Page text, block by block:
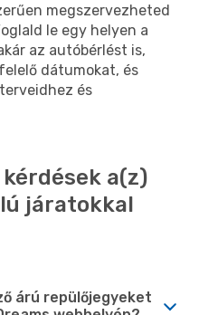
megszervezheted
le egy helyen a
az autóbérlést is,
dátumokat, és
és
a(z)
járatokkal
árú repülőjegyeket